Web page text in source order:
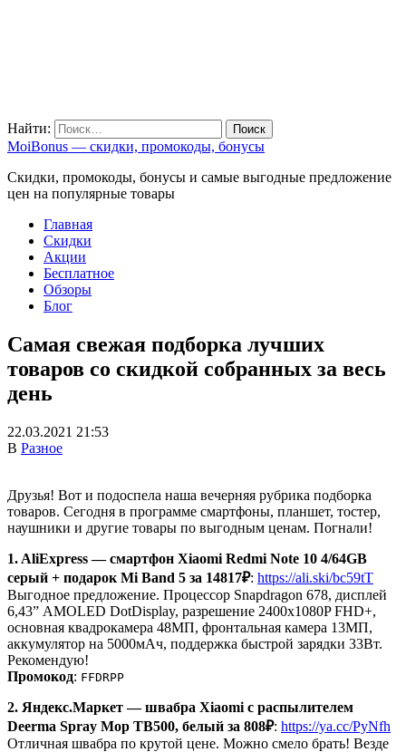
Найти:
MoiBonus — скидки, промокоды, бонусы
Скидки, промокоды, бонусы и самые выгодные предложение
цен на популярные товары
Главная
Скидки
Акции
Бесплатное
Обзоры
Блог
Cамая свежая подборка лучших
товаров со скидкой собранных за весь
день
22.03.2021 21:53
В Разное
Друзья! Вот и подоспела наша вечерняя рубрика подборка
товаров. Сегодня в программе смартфоны, планшет, тостер,
наушники и другие товары по выгодным ценам. Погнали!
1. AliExpress — смартфон Xiaomi Redmi Note 10 4/64GB
серый + подарок Mi Band 5 за 14817₽: https://ali.ski/bc59tT
Выгодное предложение. Процессор Snapdragon 678, дисплей
6,43” AMOLED DotDisplay, разрешение 2400x1080P FHD+,
основная квадрокамера 48MП, фронтальная камера 13MП,
аккумулятор на 5000мАч, поддержка быстрой зарядки 33Вт.
Рекомендую!
Промокод: FFDRPP
2. Яндекс.Маркет — швабра Xiaomi с распылителем
Deerma Spray Mop TB500, белый за 808₽: https://ya.cc/PyNfh
Отличная швабра по крутой цене. Можно смело брать! Везде